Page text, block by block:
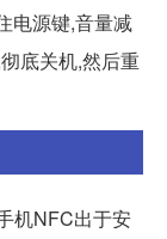
电源键,音量减
底关机,然后重
机NFC出于安